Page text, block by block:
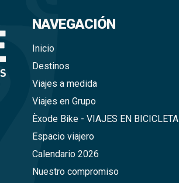
NAVEGACIÓN
Inicio
Destinos
Viajes a medida
Viajes en Grupo
Èxode Bike - VIAJES EN BICICLETA
Espacio viajero
Calendario 2026
Nuestro compromiso